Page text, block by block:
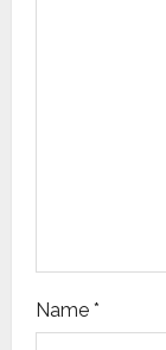
o
n
Name *